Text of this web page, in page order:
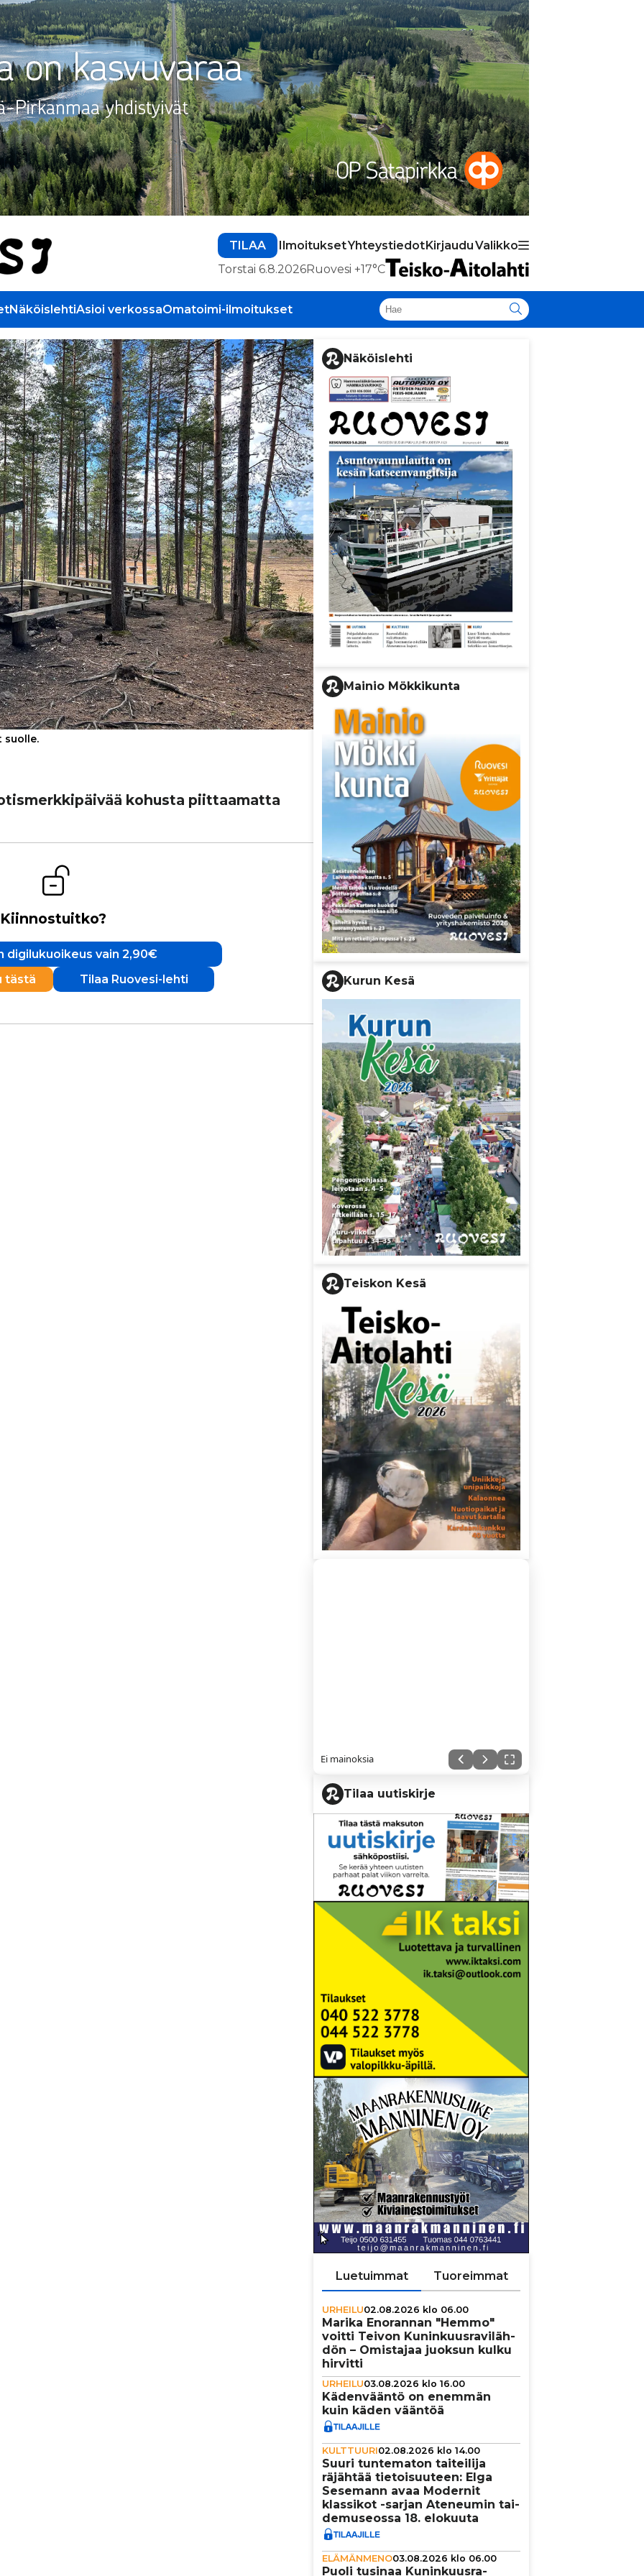
TILAA IlmoituksetYhteystiedotKirjauduValikko
Torstai 6.8.2026Ruovesi +17°C
NäköislehtiAsioi verkossaOmatoimi-ilmoitukset
suolle.
kohusta piit­taa­matta
Kiinnostuitko?
digilukuoikeus vain 2,90€
tästä
Tilaa Ruovesi-lehti
Näköislehti
Mainio Mökkikunta
Kurun Kesä
Teiskon Kesä
Ei mainoksia
Tilaa uutiskirje
Luetuimmat Tuoreimmat
URHEILU02.08.2026 klo 06.00
Marika Enorannan "Hemmo"
voitti Teivon Kunin­kuus­ra­vi­läh­
dön – Omistajaa juoksun kulku
hirvitti
URHEILU03.08.2026 klo 16.00
Käden­vääntö on enemmän
kuin käden vääntöä
KULTTUURI02.08.2026 klo 14.00
Suuri tun­te­ma­ton tai­tei­lija
räjähtää tie­toi­suu­teen: Elga
Sesemann avaa Modernit
klassikot -sarjan Ateneumin tai­
de­mu­se­ossa 18. elokuuta
ELÄMÄNMENO03.08.2026 klo 06.00
Puoli tusinaa Kunin­kuus­ra­